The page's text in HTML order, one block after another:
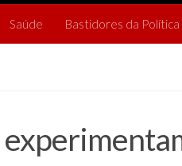
Saúde Bastidores da Política